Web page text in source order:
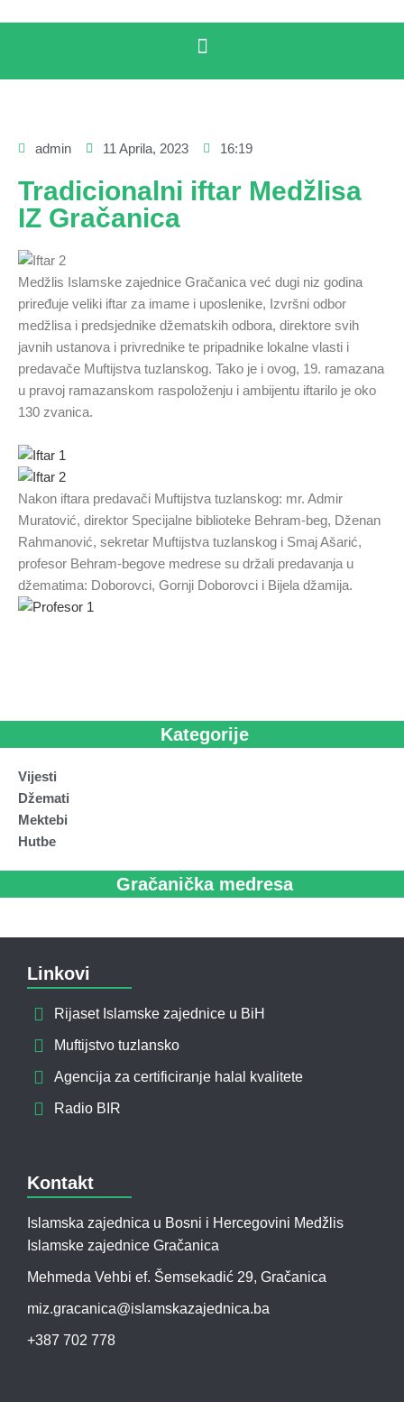
admin 11 Aprila, 2023 16:19
Tradicionalni iftar Medžlisa
IZ Gračanica
Medžlis Islamske zajednice Gračanica već dugi niz godina
priređuje veliki iftar za imame i uposlenike, Izvršni odbor
medžlisa i predsjednike džematskih odbora, direktore svih
javnih ustanova i privrednike te pripadnike lokalne vlasti i
predavače Muftijstva tuzlanskog. Tako je i ovog, 19. ramazana
u pravoj ramazanskom raspoloženju i ambijentu iftarilo je oko
130 zvanica.
Nakon iftara predavači Muftijstva tuzlanskog: mr. Admir
Muratović, direktor Specijalne biblioteke Behram-beg, Dženan
Rahmanović, sekretar Muftijstva tuzlanskog i Smaj Ašarić,
profesor Behram-begove medrese su držali predavanja u
džematima: Doborovci, Gornji Doborovci i Bijela džamija.
Kategorije
Vijesti
Džemati
Mektebi
Hutbe
Gračanička medresa
Linkovi
Rijaset Islamske zajednice u BiH
Muftijstvo tuzlansko
Agencija za certificiranje halal kvalitete
Radio BIR
Kontakt
Islamska zajednica u Bosni i Hercegovini Medžlis
Islamske zajednice Gračanica
Mehmeda Vehbi ef. Šemsekadić 29, Gračanica
miz.gracanica@islamskazajednica.ba
+387 702 778